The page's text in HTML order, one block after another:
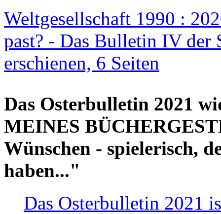
Weltgesellschaft 1990 :
past? - Das Bulletin IV der
erschienen, 6 Seiten
Das Osterbulletin 2021
MEINES
Wünschen - spielerisch,
haben..."
Das Osterbulletin 2021